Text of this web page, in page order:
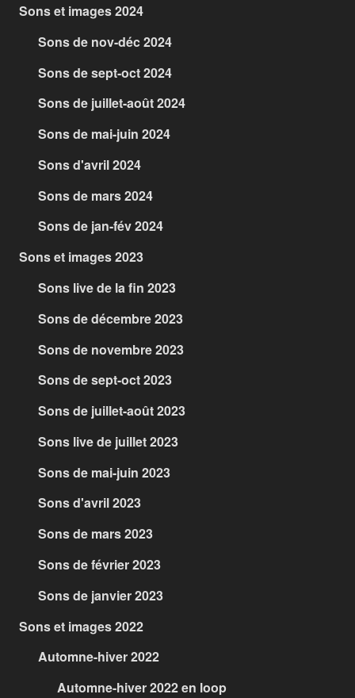
Sons et images 2024
Sons de nov-déc 2024
Sons de sept-oct 2024
Sons de juillet-août 2024
Sons de mai-juin 2024
Sons d'avril 2024
Sons de mars 2024
Sons de jan-fév 2024
Sons et images 2023
Sons live de la fin 2023
Sons de décembre 2023
Sons de novembre 2023
Sons de sept-oct 2023
Sons de juillet-août 2023
Sons live de juillet 2023
Sons de mai-juin 2023
Sons d'avril 2023
Sons de mars 2023
Sons de février 2023
Sons de janvier 2023
Sons et images 2022
Automne-hiver 2022
Automne-hiver 2022 en loop